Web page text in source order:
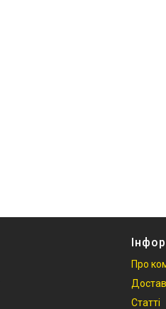
Про
Статті